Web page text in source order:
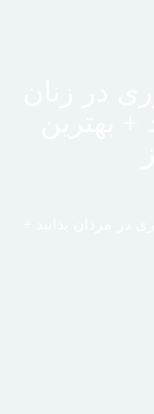
در زنان
بهترین